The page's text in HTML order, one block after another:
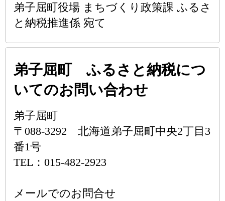
弟子屈町役場 まちづくり政策課 ふるさ
と納税推進係 宛て
弟子屈町 ふるさと納税につ
いてのお問い合わせ
弟子屈町
〒088-3292 北海道弟子屈町中央2丁目3
番1号
TEL：015-482-2923
メールでのお問合せ